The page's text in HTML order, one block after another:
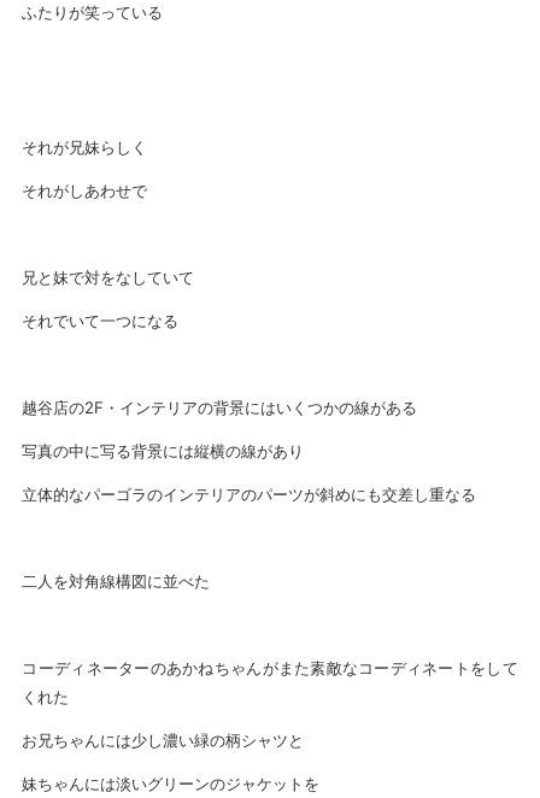
ふたりが笑っている
それが兄妹らしく
それがしあわせで
兄と妹で対をなしていて
それでいて一つになる
越谷店の2F・インテリアの背景にはいくつかの線がある
写真の中に写る背景には縦横の線があり
立体的なパーゴラのインテリアのパーツが斜めにも交差し重なる
二人を対角線構図に並べた
コーディネーターのあかねちゃんがまた素敵なコーディネートをして
くれた
お兄ちゃんには少し濃い緑の柄シャツと
妹ちゃんには淡いグリーンのジャケットを